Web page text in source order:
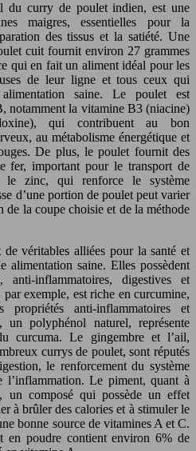
du curry de poulet indien, est une
maigres, essentielles pour la
des tissus et la satiété. Une
cuit fournit environ 27 grammes
qui en fait un aliment idéal pour les
de leur ligne et tous ceux qui
saine. Le poulet est
notamment la vitamine B3 (niacine)
qui contribuent au bon
au métabolisme énergétique et
De plus, le poulet fournit des
fer, important pour le transport de
le zinc, qui renforce le système
d’une portion de poulet peut varier
de la coupe choisie et de la méthode
véritables alliées pour la santé et
alimentation saine. Elles possèdent
anti-inflammatoires, digestives et
exemple, est riche en curcumine,
propriétés anti-inflammatoires et
un polyphénol naturel, représente
curcuma. Le gingembre et l’ail,
currys de poulet, sont réputés
le renforcement du système
Le piment, quant à
un composé qui possède un effet
à brûler des calories et à stimuler le
bonne source de vitamines A et C.
en poudre contient environ 6% de